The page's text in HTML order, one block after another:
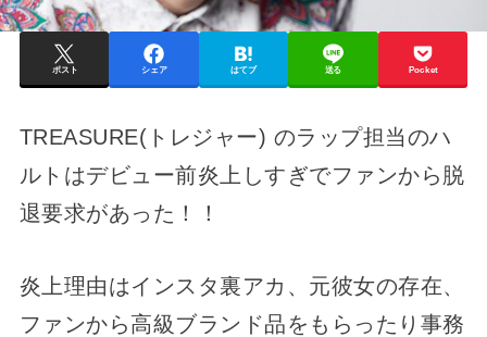
ポスト シェア はてブ 送る Pocket
TREASURE(トレジャー) のラップ担当のハ
ルトはデビュー前炎上しすぎでファンから脱
退要求があった！！
炎上理由はインスタ裏アカ、元彼女の存在、
ファンから高級ブランド品をもらったり事務